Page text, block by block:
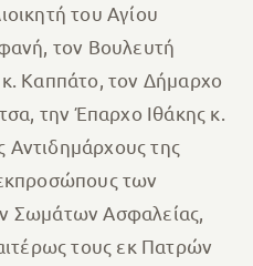
του Αγίου
τον Βουλευτή
κ. Καππάτο, τον Δήμαρχο
την Έπαρχο Ιθάκης κ.
της
των
Σωμάτων Ασφαλείας,
τους εκ Πατρών